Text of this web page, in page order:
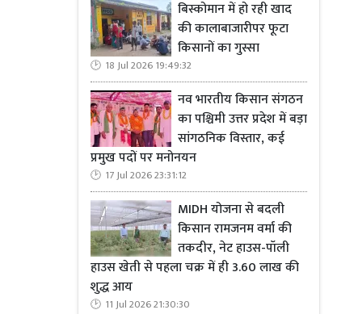
बिस्कोमान में हो रही खाद
की कालाबाजारीपर फूटा
किसानों का गुस्सा
18 Jul 2026 19:49:32
नव भारतीय किसान संगठन
का पश्चिमी उत्तर प्रदेश में बड़ा
सांगठनिक विस्तार, कई
प्रमुख पदों पर मनोनयन
17 Jul 2026 23:31:12
MIDH योजना से बदली
किसान रामजनम वर्मा की
तकदीर, नेट हाउस-पॉली
हाउस खेती से पहला चक्र में ही 3.60 लाख की
शुद्ध आय
11 Jul 2026 21:30:30